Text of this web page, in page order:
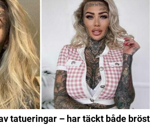
tatueringar – har täckt både bröst